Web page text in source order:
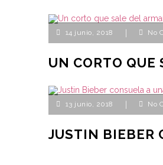
14 junio, 2018 No
UN CORTO QUE
13 junio, 2018 No
JUSTIN BIEBER